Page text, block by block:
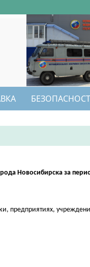
Новосибирска за
предприятиях,